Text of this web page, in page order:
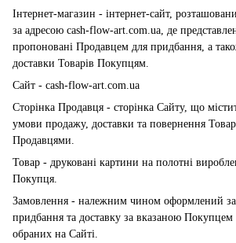
Інтернет-магазин - інтернет-сайт,
за адресою cash-flow-art.com.ua, де
пропоновані Продавцем для придбання, а
доставки Товарів Покупцям.
Сайт - cash-flow-art.com.ua
Сторінка Продавця - сторінка Сайту, що
умови продажу, доставки та повернення
Продавцями.
Товар - друковані картини на полотні
Покупця.
Замовлення - належним чином оформлений
придбання та доставку за вказаною Покупцем
обраних на Сайті.